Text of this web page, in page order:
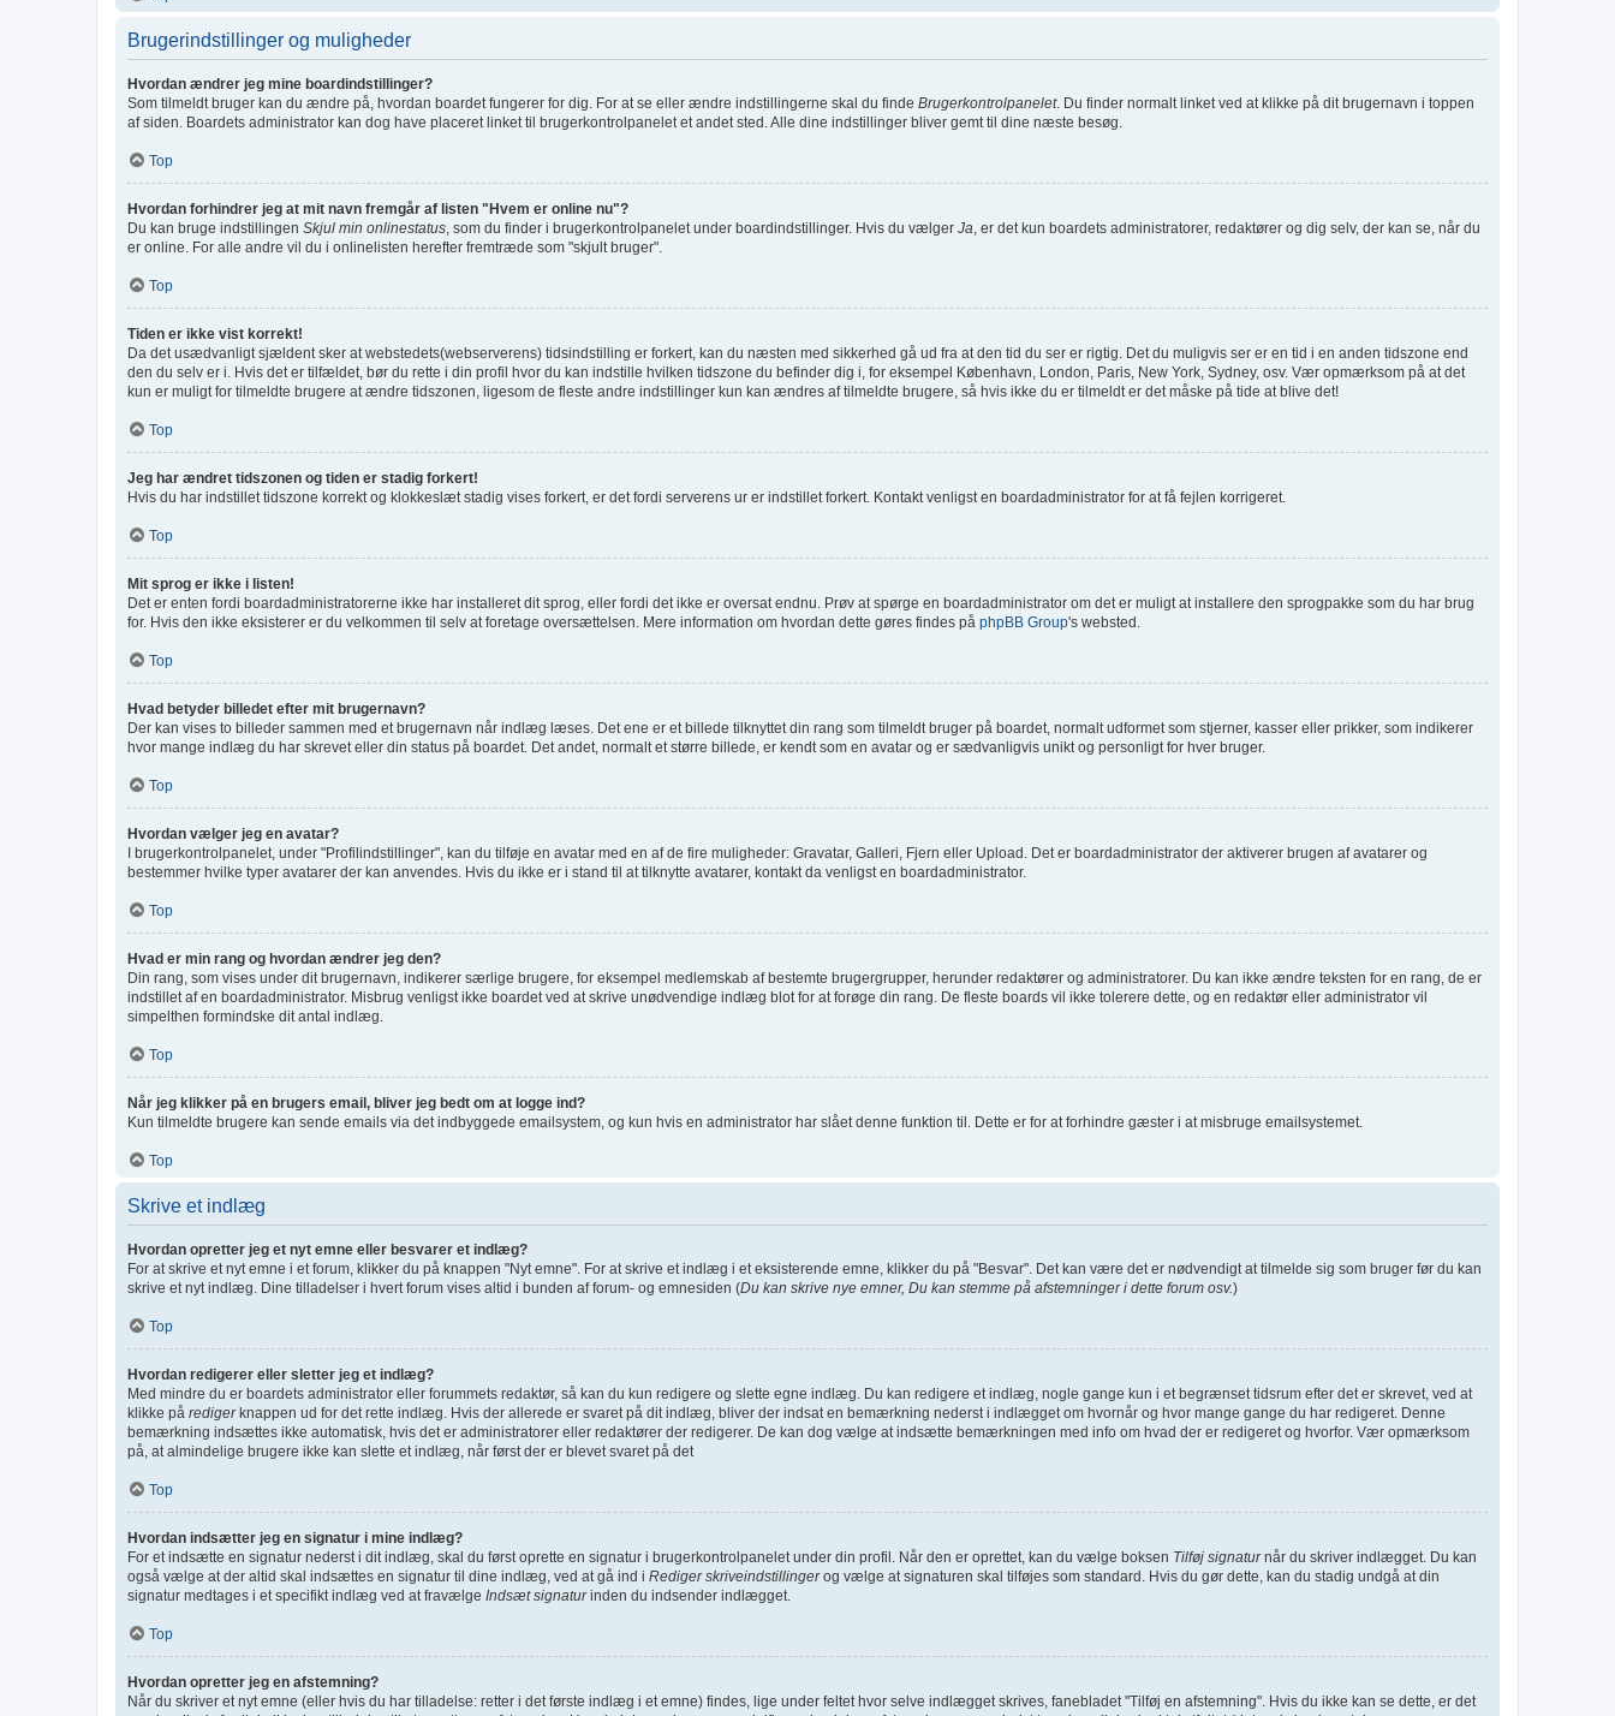
Brugerindstillinger og muligheder
Hvordan ændrer jeg mine boardindstillinger?
Som tilmeldt bruger kan du ændre på, hvordan boardet fungerer for dig. For at se eller ændre indstillingerne skal du finde Brugerkontrolpanelet. Du finder normalt linket ved at klikke på dit brugernavn i toppen
af siden. Boardets administrator kan dog have placeret linket til brugerkontrolpanelet et andet sted. Alle dine indstillinger bliver gemt til dine næste besøg.
Top
Hvordan forhindrer jeg at mit navn fremgår af listen "Hvem er online nu"?
Du kan bruge indstillingen Skjul min onlinestatus , som du finder i brugerkontrolpanelet under boardindstillinger. Hvis du vælger Ja , er det kun boardets administratorer, redaktører og dig selv, der kan se, når du
er online. For alle andre vil du i onlinelisten herefter fremtræde som "skjult bruger".
Top
Tiden er ikke vist korrekt!
Da det usædvanligt sjældent sker at webstedets(webserverens) tidsindstilling er forkert, kan du næsten med sikkerhed gå ud fra at den tid du ser er rigtig. Det du muligvis ser er en tid i en anden tidszone end
den du selv er i. Hvis det er tilfældet, bør du rette i din profil hvor du kan indstille hvilken tidszone du befinder dig i, for eksempel København, London, Paris, New York, Sydney, osv. Vær opmærksom på at det
kun er muligt for tilmeldte brugere at ændre tidszonen, ligesom de fleste andre indstillinger kun kan ændres af tilmeldte brugere, så hvis ikke du er tilmeldt er det måske på tide at blive det!
Top
Jeg har ændret tidszonen og tiden er stadig forkert!
Hvis du har indstillet tidszone korrekt og klokkeslæt stadig vises forkert, er det fordi serverens ur er indstillet forkert. Kontakt venligst en boardadministrator for at få fejlen korrigeret.
Top
Mit sprog er ikke i listen!
Det er enten fordi boardadministratorerne ikke har installeret dit sprog, eller fordi det ikke er oversat endnu. Prøv at spørge en boardadministrator om det er muligt at installere den sprogpakke som du har brug
for. Hvis den ikke eksisterer er du velkommen til selv at foretage oversættelsen. Mere information om hvordan dette gøres findes på phpBB Group's websted.
Top
Hvad betyder billedet efter mit brugernavn?
Der kan vises to billeder sammen med et brugernavn når indlæg læses. Det ene er et billede tilknyttet din rang som tilmeldt bruger på boardet, normalt udformet som stjerner, kasser eller prikker, som indikerer
hvor mange indlæg du har skrevet eller din status på boardet. Det andet, normalt et større billede, er kendt som en avatar og er sædvanligvis unikt og personligt for hver bruger.
Top
Hvordan vælger jeg en avatar?
I brugerkontrolpanelet, under "Profilindstillinger", kan du tilføje en avatar med en af de fire muligheder: Gravatar, Galleri, Fjern eller Upload. Det er boardadministrator der aktiverer brugen af avatarer og
bestemmer hvilke typer avatarer der kan anvendes. Hvis du ikke er i stand til at tilknytte avatarer, kontakt da venligst en boardadministrator.
Top
Hvad er min rang og hvordan ændrer jeg den?
Din rang, som vises under dit brugernavn, indikerer særlige brugere, for eksempel medlemskab af bestemte brugergrupper, herunder redaktører og administratorer. Du kan ikke ændre teksten for en rang, de er
indstillet af en boardadministrator. Misbrug venligst ikke boardet ved at skrive unødvendige indlæg blot for at forøge din rang. De fleste boards vil ikke tolerere dette, og en redaktør eller administrator vil
simpelthen formindske dit antal indlæg.
Top
Når jeg klikker på en brugers email, bliver jeg bedt om at logge ind?
Kun tilmeldte brugere kan sende emails via det indbyggede emailsystem, og kun hvis en administrator har slået denne funktion til. Dette er for at forhindre gæster i at misbruge emailsystemet.
Top
Skrive et indlæg
Hvordan opretter jeg et nyt emne eller besvarer et indlæg?
For at skrive et nyt emne i et forum, klikker du på knappen "Nyt emne". For at skrive et indlæg i et eksisterende emne, klikker du på "Besvar". Det kan være det er nødvendigt at tilmelde sig som bruger før du kan
skrive et nyt indlæg. Dine tilladelser i hvert forum vises altid i bunden af forum- og emnesiden (Du kan skrive nye emner, Du kan stemme på afstemninger i dette forum osv.)
Top
Hvordan redigerer eller sletter jeg et indlæg?
Med mindre du er boardets administrator eller forummets redaktør, så kan du kun redigere og slette egne indlæg. Du kan redigere et indlæg, nogle gange kun i et begrænset tidsrum efter det er skrevet, ved at
klikke på redigerknappen ud for det rette indlæg. Hvis der allerede er svaret på dit indlæg, bliver der indsat en bemærkning nederst i indlægget om hvornår og hvor mange gange du har redigeret. Denne
bemærkning indsættes ikke automatisk, hvis det er administratorer eller redaktører der redigerer. De kan dog vælge at indsætte bemærkningen med info om hvad der er redigeret og hvorfor. Vær opmærksom
på, at almindelige brugere ikke kan slette et indlæg, når først der er blevet svaret på det
Top
Hvordan indsætter jeg en signatur i mine indlæg?
For et indsætte en signatur nederst i dit indlæg, skal du først oprette en signatur i brugerkontrolpanelet under din profil. Når den er oprettet, kan du vælge boksen Tilføj signaturnår du skriver indlægget. Du kan
også vælge at der altid skal indsættes en signatur til dine indlæg, ved at gå ind i Rediger skriveindstillingerog vælge at signaturen skal tilføjes som standard. Hvis du gør dette, kan du stadig undgå at din
signatur medtages i et specifikt indlæg ved at fravælge Indsæt signaturinden du indsender indlægget.
Top
Hvordan opretter jeg en afstemning?
Når du skriver et nyt emne (eller hvis du har tilladelse: retter i det første indlæg i et emne) findes, lige under feltet hvor selve indlægget skrives, fanebladet "Tilføj en afstemning". Hvis du ikke kan se dette, er det